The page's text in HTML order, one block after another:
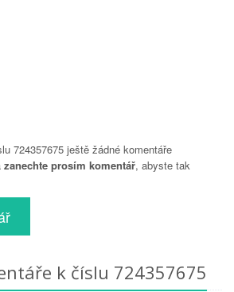
724357675 ještě žádné komentáře
zanechte prosím komentář, abyste tak
k číslu 724357675